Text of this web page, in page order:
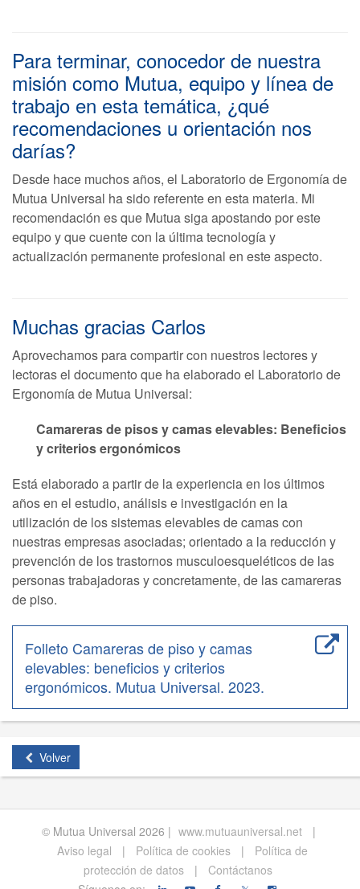
Para terminar, conocedor de nuestra
misión como Mutua, equipo y línea de
trabajo en esta temática, ¿qué
recomendaciones u orientación nos
darías?
Desde hace muchos años, el Laboratorio de Ergonomía de
Mutua Universal ha sido referente en esta materia. Mi
recomendación es que Mutua siga apostando por este
equipo y que cuente con la última tecnología y
actualización permanente profesional en este aspecto.
Muchas gracias Carlos
Aprovechamos para compartir con nuestros lectores y
lectoras el documento que ha elaborado el Laboratorio de
Ergonomía de Mutua Universal:
Camareras de pisos y camas elevables: Beneficios
y criterios ergonómicos
Está elaborado a partir de la experiencia en los últimos
años en el estudio, análisis e investigación en la
utilización de los sistemas elevables de camas con
nuestras empresas asociadas; orientado a la reducción y
prevención de los trastornos musculoesqueléticos de las
personas trabajadoras y concretamente, de las camareras
de piso.
Folleto Camareras de piso y camas
elevables: beneficios y criterios
ergonómicos. Mutua Universal. 2023.
Volver
© Mutua Universal 2026 | www.mutuauniversal.net
|
Aviso legal
| Política de cookies |
Política de
protección de datos
|
Contáctanos